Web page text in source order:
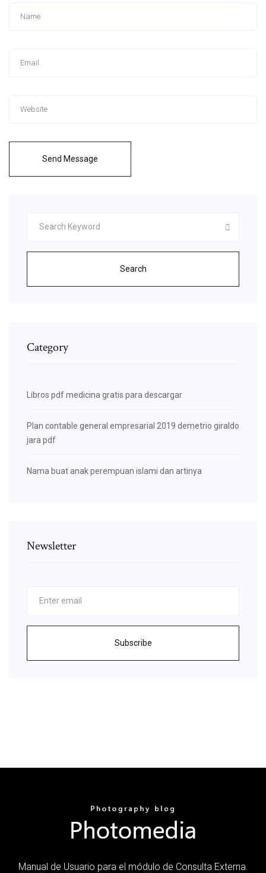
Send Message
Search
Category
Libros pdf medicina gratis para descargar
Plan contable general empresarial 2019 demetrio giraldo
jara pdf
Nama buat anak perempuan islami dan artinya
Newsletter
Subscribe
Manual de Usuario para el módulo de Consulta Externa.